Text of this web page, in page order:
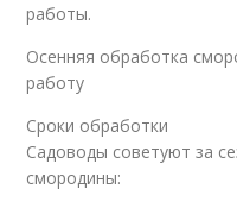
работы.
Осенняя обработка
работу
Сроки обработки
Садоводы советуют за
смородины: